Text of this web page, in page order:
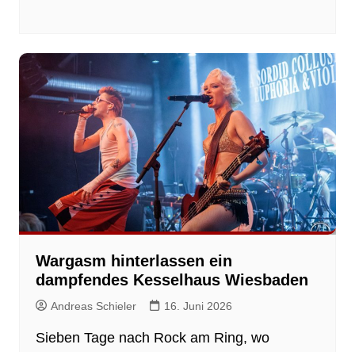
Wargasm hinterlassen ein
dampfendes Kesselhaus Wiesbaden
Andreas Schieler 16. Juni 2026
Sieben Tage nach Rock am Ring, wo